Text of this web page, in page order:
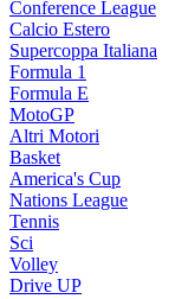
Conference League
Calcio Estero
Supercoppa Italiana
Formula 1
Formula E
MotoGP
Altri Motori
Basket
America's Cup
Nations League
Tennis
Sci
Volley
Drive UP